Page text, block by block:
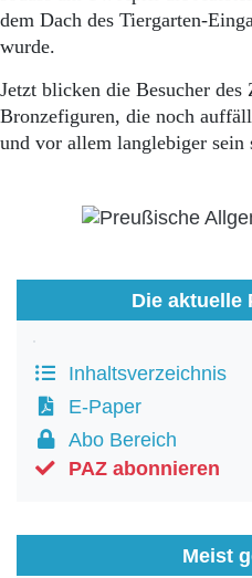
dem Dach des Tiergarten-
wurde.
Jetzt blicken die Besucher des
Bronzefiguren, die noch
und vor allem langlebiger sein
Die aktuelle
Inhaltsverzeichnis
E-Paper
Abo Bereich
PAZ abonnieren
Meist